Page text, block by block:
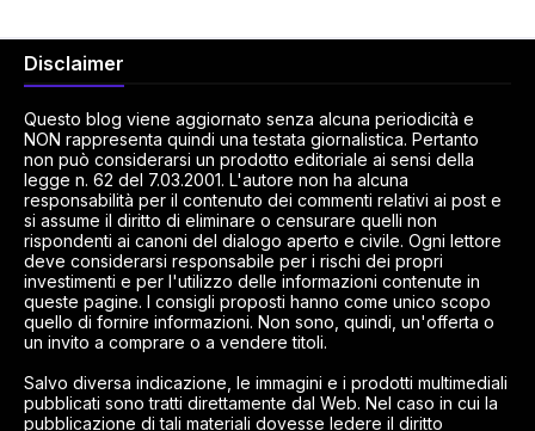
Disclaimer
Questo blog viene aggiornato senza alcuna periodicità e
NON rappresenta quindi una testata giornalistica. Pertanto
non può considerarsi un prodotto editoriale ai sensi della
legge n. 62 del 7.03.2001. L'autore non ha alcuna
responsabilità per il contenuto dei commenti relativi ai post e
si assume il diritto di eliminare o censurare quelli non
rispondenti ai canoni del dialogo aperto e civile. Ogni lettore
deve considerarsi responsabile per i rischi dei propri
investimenti e per l'utilizzo delle informazioni contenute in
queste pagine. I consigli proposti hanno come unico scopo
quello di fornire informazioni. Non sono, quindi, un'offerta o
un invito a comprare o a vendere titoli.
Salvo diversa indicazione, le immagini e i prodotti multimediali
pubblicati sono tratti direttamente dal Web. Nel caso in cui la
pubblicazione di tali materiali dovesse ledere il diritto